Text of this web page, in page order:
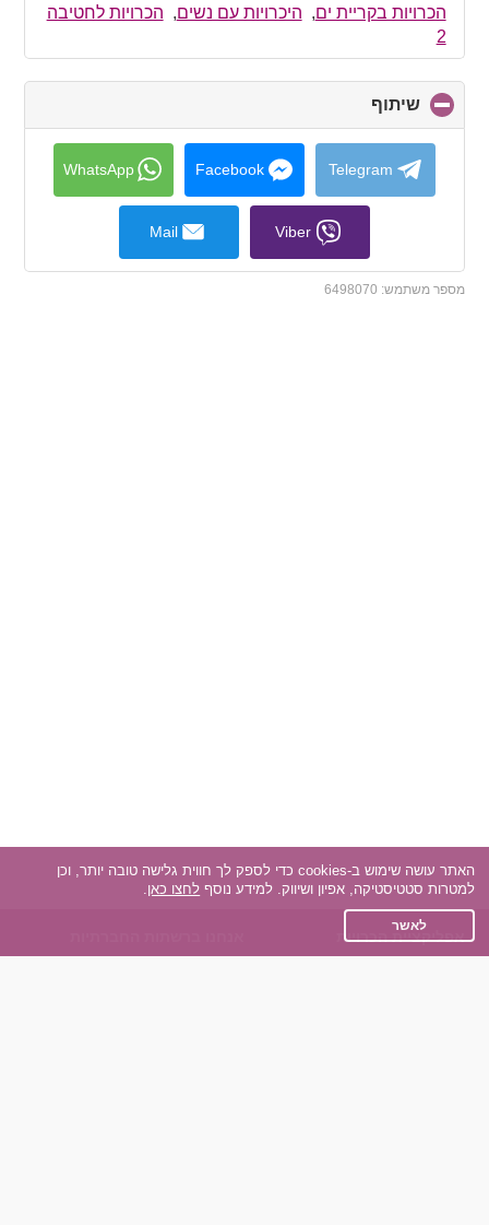
collapse
הכרויות בקריית ים, היכרויות עם נשים, הכרויות לחטיבה
2
שיתוף
to
collapse
contents
Telegram
Facebook
WhatsApp
Viber
Mail
מספר משתמש: 6498070
אפליקציית הכרויות
האתר עושה שימוש ב-cookies כדי לספק לך חווית גלישה טובה יותר, וכן
למטרות סטטיסטיקה, אפיון ושיווק. למידע נוסף לחצו כאן.
לאשר